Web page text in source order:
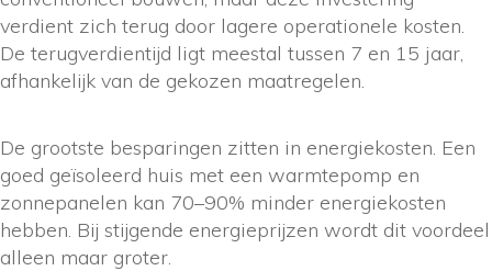
verdient zich terug door lagere operationele kosten.
De terugverdientijd ligt meestal tussen 7 en 15 jaar,
afhankelijk van de gekozen maatregelen.
De grootste besparingen zitten in energiekosten. Een
goed geïsoleerd huis met een warmtepomp en
zonnepanelen kan 70–90% minder energiekosten
hebben. Bij stijgende energieprijzen wordt dit voordeel
alleen maar groter.